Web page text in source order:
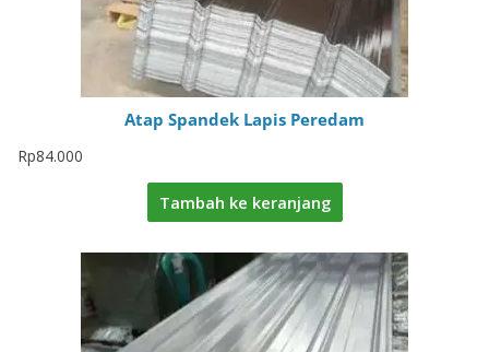
Atap Spandek Lapis Peredam
Rp84.000
Tambah ke keranjang